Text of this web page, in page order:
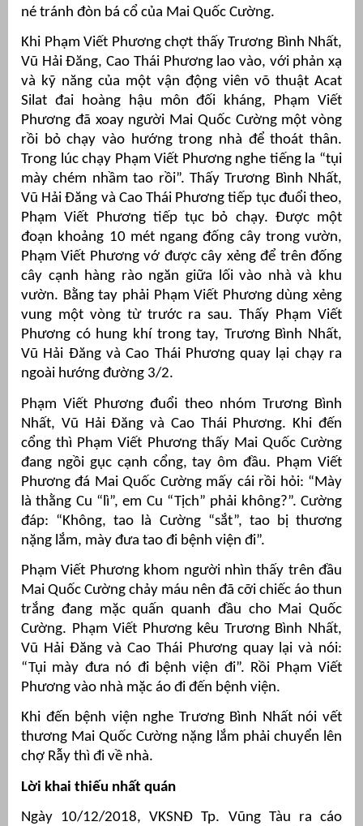
né tránh đòn bá cổ của Mai Quốc Cường.
Khi Phạm Viết Phương chợt thấy Trương Bình Nhất,
Vũ Hải Đăng, Cao Thái Phương lao vào, với phản xạ
và kỹ năng của một vận động viên võ thuật Acat
Silat đai hoàng hậu môn đối kháng, Phạm Viết
Phương đã xoay người Mai Quốc Cường một vòng
rồi bỏ chạy vào hướng trong nhà để thoát thân.
Trong lúc chạy Phạm Viết Phương nghe tiếng la “tụi
mày chém nhầm tao rồi”. Thấy Trương Bình Nhất,
Vũ Hải Đăng và Cao Thái Phương tiếp tục đuổi theo,
Phạm Viết Phương tiếp tục bỏ chạy. Được một
đoạn khoảng 10 mét ngang đống cây trong vườn,
Phạm Viết Phương vớ được cây xẻng để trên đống
cây cạnh hàng rào ngăn giữa lối vào nhà và khu
vườn. Bằng tay phải Phạm Viết Phương dùng xẻng
vung một vòng từ trước ra sau. Thấy Phạm Viết
Phương có hung khí trong tay, Trương Bình Nhất,
Vũ Hải Đăng và Cao Thái Phương quay lại chạy ra
ngoài hướng đường 3/2.
Phạm Viết Phương đuổi theo nhóm Trương Bình
Nhất, Vũ Hải Đăng và Cao Thái Phương. Khi đến
cổng thì Phạm Viết Phương thấy Mai Quốc Cường
đang ngồi gục cạnh cổng, tay ôm đầu. Phạm Viết
Phương đá Mai Quốc Cường mấy cái rồi hỏi: “Mày
là thằng Cu “lì”, em Cu “Tịch” phải không?”. Cường
đáp: “Không, tao là Cường “sắt”, tao bị thương
nặng lắm, mày đưa tao đi bệnh viện đi”.
Phạm Viết Phương khom người nhìn thấy trên đầu
Mai Quốc Cường chảy máu nên đã cỡi chiếc áo thun
trắng đang mặc quấn quanh đầu cho Mai Quốc
Cường. Phạm Viết Phương kêu Trương Bình Nhất,
Vũ Hải Đăng và Cao Thái Phương quay lại và nói:
“Tụi mày đưa nó đi bệnh viện đi”. Rồi Phạm Viết
Phương vào nhà mặc áo đi đến bệnh viện.
Khi đến bệnh viện nghe Trương Bình Nhất nói vết
thương Mai Quốc Cường nặng lắm phải chuyển lên
chợ Rẫy thì đi về nhà.
Lời khai thiếu nhất quán
Ngày 10/12/2018, VKSNĐ Tp. Vũng Tàu ra cáo